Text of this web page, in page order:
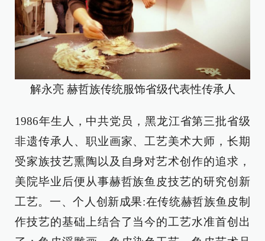
解永亮 赫哲族传统服饰省级代表性传承人
1986年生人，中共党员，黑龙江省第三批省级
非遗传承人、职业画家、工艺美术大师，长期
受家族技艺熏陶以及自身对艺术创作的追求，
美院毕业后便从事赫哲族鱼皮技艺的研究创新
工艺。一、个人创新成果:在传统赫哲族鱼皮制
作技艺的基础上结合了当今的工艺水准首创出